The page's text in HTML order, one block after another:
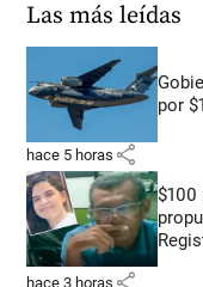
Las más leídas
por
hace 5 horas share
hace 3 horas